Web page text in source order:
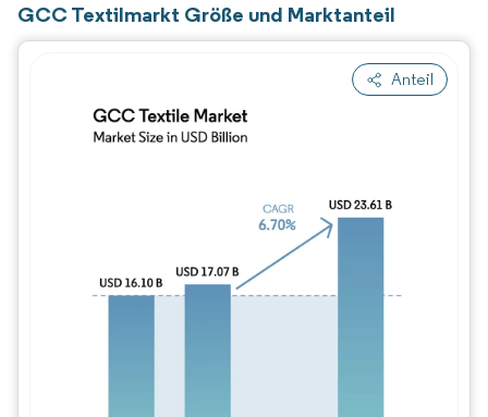
GCC Textilmarkt Größe und Marktanteil
Anteil